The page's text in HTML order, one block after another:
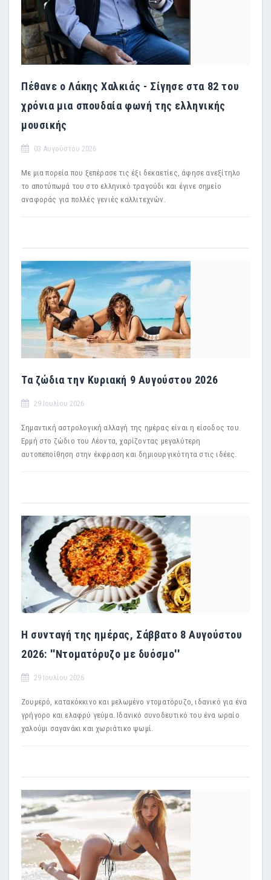
Πέθανε ο Λάκης Χαλκιάς - Σίγησε στα 82 του
χρόνια μια σπουδαία φωνή της ελληνικής
μουσικής
03 Αυγούστου 2026
Με μια πορεία που ξεπέρασε τις έξι δεκαετίες, άφησε ανεξίτηλο
το αποτύπωμά του στο ελληνικό τραγούδι και έγινε σημείο
αναφοράς για πολλές γενιές καλλιτεχνών.
Τα ζώδια την Κυριακή 9 Αυγούστου 2026
29 Ιουλίου 2026
Σημαντική αστρολογική αλλαγή της ημέρας είναι η είσοδος του
Ερμή στο ζώδιο του Λέοντα, χαρίζοντας μεγαλύτερη
αυτοπεποίθηση στην έκφραση και δημιουργικότητα στις ιδέες.
Η συνταγή της ημέρας, Σάββατο 8 Αυγούστου
2026: ''Ντοματόρυζο με δυόσμο''
29 Ιουλίου 2026
Ζουμερό, κατακόκκινο και μελωμένο ντοματόρυζο, ιδανικό για ένα
γρήγορο και ελαφρύ γεύμα. Ιδανικό συνοδευτικό του ένα ωραίο
χαλούμι σαγανάκι και χωριάτικο ψωμί.